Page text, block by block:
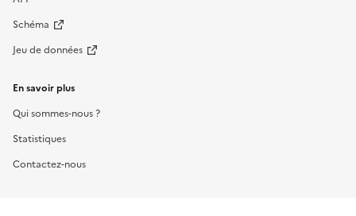
Schéma
Jeu de données
En savoir plus
Qui sommes-nous ?
Statistiques
Contactez-nous